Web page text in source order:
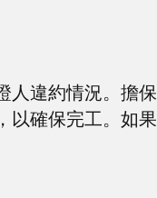
人違約情況。擔保
以確保完工。如果